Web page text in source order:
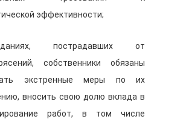
эффективности;
пострадавших от
собственники обязаны
экстренные меры по их
вносить свою долю вклада в
работ, в том числе